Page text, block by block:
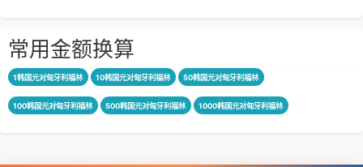
常用金额换算
1韩国元对匈牙利福林 10韩国元对匈牙利福林 50韩国元对匈牙利福林
100韩国元对匈牙利福林 500韩国元对匈牙利福林 1000韩国元对匈牙利福林